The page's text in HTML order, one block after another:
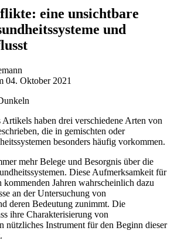
eine unsichtbare
und
04. Oktober 2021
haben drei verschiedene Arten von
die in gemischten oder
besonders häufig vorkommen.
mehr Belege und Besorgnis über die
Diese Aufmerksamkeit für
Jahren wahrscheinlich dazu
an der Untersuchung von
deren Bedeutung zunimmt. Die
ihre Charakterisierung von
nützliches Instrument für den Beginn dieser